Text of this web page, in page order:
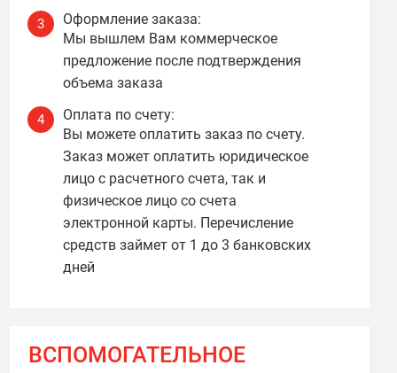
3
Оформление заказа:
Мы вышлем Вам коммерческое
предложение после подтверждения
объема заказа
4
Оплата по счету:
Вы можете оплатить заказ по счету.
Заказ может оплатить юридическое
лицо с расчетного счета, так и
физическое лицо со счета
электронной карты. Перечисление
средств займет от 1 до 3 банковских
дней
ВСПОМОГАТЕЛЬНОЕ